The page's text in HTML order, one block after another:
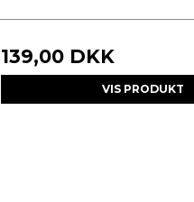
139,00 DKK
VIS PRODUKT